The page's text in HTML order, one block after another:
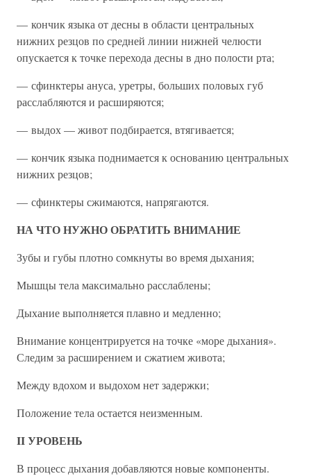
— кончик языка от десны в области центральных
нижних резцов по средней линии нижней челюсти
опускается к точке перехода десны в дно полости рта;
— сфинктеры ануса, уретры, больших половых губ
расслабляются и расширяются;
— выдох — живот подбирается, втягивается;
— кончик языка поднимается к основанию центральных
нижних резцов;
— сфинктеры сжимаются, напрягаются.
НА ЧТО НУЖНО ОБРАТИТЬ ВНИМАНИЕ
Зубы и губы плотно сомкнуты во время дыхания;
Мышцы тела максимально расслаблены;
Дыхание выполняется плавно и медленно;
Внимание концентрируется на точке «море дыхания».
Следим за расширением и сжатием живота;
Между вдохом и выдохом нет задержки;
Положение тела остается неизменным.
II УРОВЕНЬ
В процесс дыхания добавляются новые компоненты.